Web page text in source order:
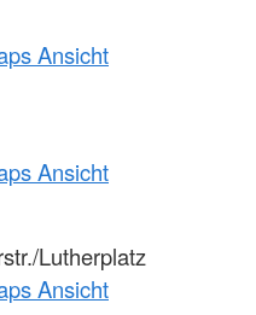
Ansicht
Ansicht
Lutherplatz
Ansicht